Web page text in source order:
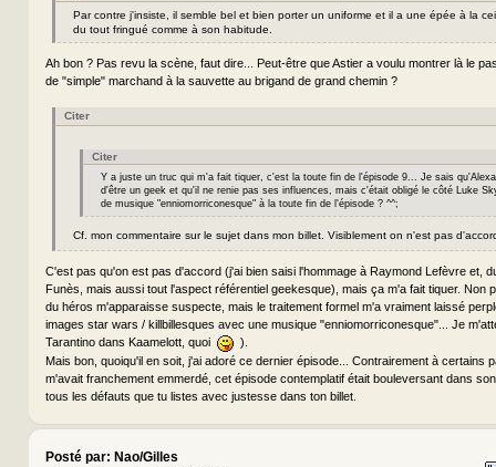
Par contre j'insiste, il semble bel et bien porter un uniforme et il a une épée à la
du tout fringué comme à son habitude.
Ah bon ? Pas revu la scène, faut dire... Peut-être que Astier a voulu montrer là le
de "simple" marchand à la sauvette au brigand de grand chemin ?
Citer
Citer
Y a juste un truc qui m'a fait tiquer, c'est la toute fin de l'épisode 9... Je sais
d'être un geek et qu'il ne renie pas ses influences, mais c'était obligé le côté Luke
de musique "enniomorriconesque" à la toute fin de l'épisode ? ^^;
Cf. mon commentaire sur le sujet dans mon billet. Visiblement on n'est pas
C'est pas qu'on est pas d'accord (j'ai bien saisi l'hommage à Raymond Lefèvre et,
Funès, mais aussi tout l'aspect référentiel geekesque), mais ça m'a fait tiquer. Non
du héros m'apparaisse suspecte, mais le traitement formel m'a vraiment laissé
images star wars / killbillesques avec une musique "enniomorriconesque"... Je
Tarantino dans Kaamelott, quoi
).
Mais bon, quoiqu'il en soit, j'ai adoré ce dernier épisode... Contrairement à certains
m'avait franchement emmerdé, cet épisode contemplatif était bouleversant dans
tous les défauts que tu listes avec justesse dans ton billet.
Posté par: Nao/Gilles